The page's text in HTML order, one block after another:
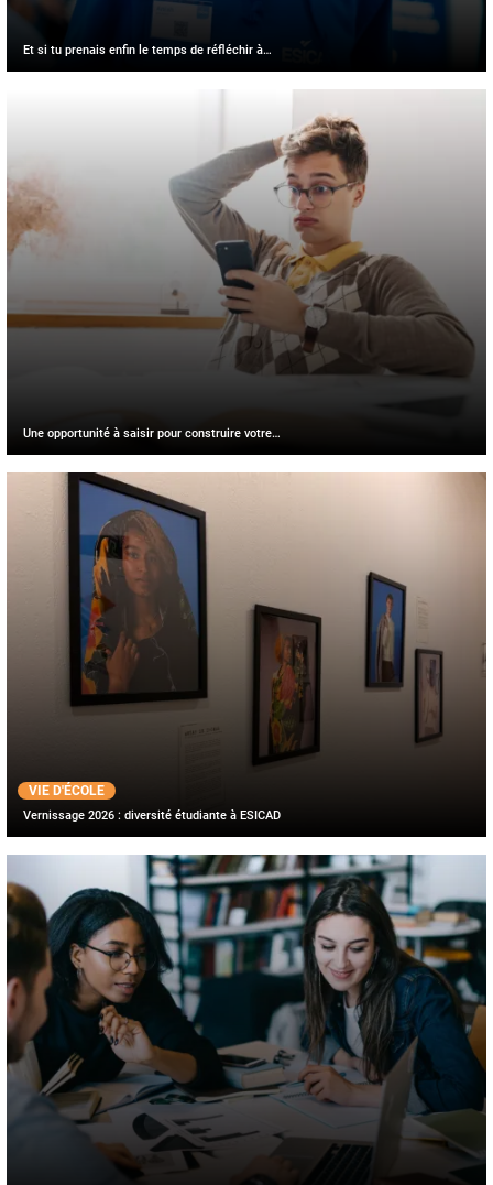
Et si tu prenais enfin le temps de réfléchir à…
Une opportunité à saisir pour construire votre…
VIE D'ÉCOLE
Vernissage 2026 : diversité étudiante à ESICAD